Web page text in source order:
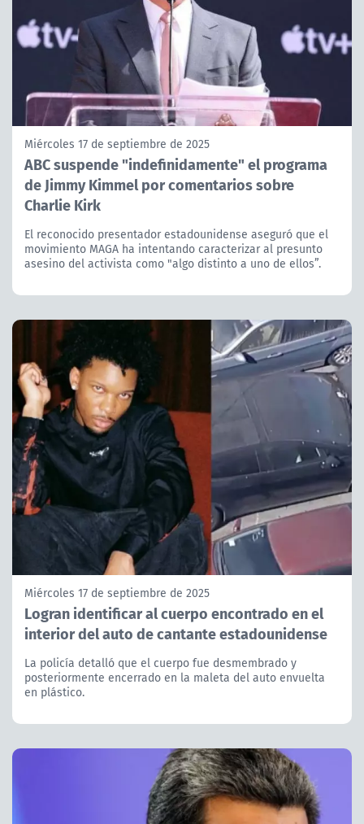
Miércoles 17 de septiembre de 2025
ABC suspende "indefinidamente" el programa
de Jimmy Kimmel por comentarios sobre
Charlie Kirk
El reconocido presentador estadounidense aseguró que el
movimiento MAGA ha intentando caracterizar al presunto
asesino del activista como "algo distinto a uno de ellos”.
Miércoles 17 de septiembre de 2025
Logran identificar al cuerpo encontrado en el
interior del auto de cantante estadounidense
La policía detalló que el cuerpo fue desmembrado y
posteriormente encerrado en la maleta del auto envuelta
en plástico.